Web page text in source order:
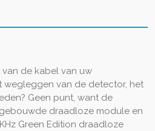
de kabel van uw
van de detector, het
Geen punt, want de
draadloze module en
Green Edition draadloze